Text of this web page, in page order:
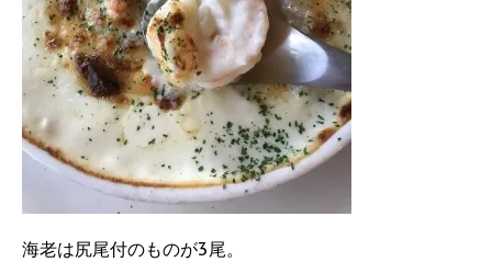
海老は尻尾付のものが3尾。